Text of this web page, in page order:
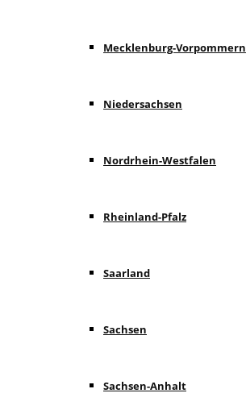
Mecklenburg-Vorpommern
Niedersachsen
Nordrhein-Westfalen
Rheinland-Pfalz
Saarland
Sachsen
Sachsen-Anhalt